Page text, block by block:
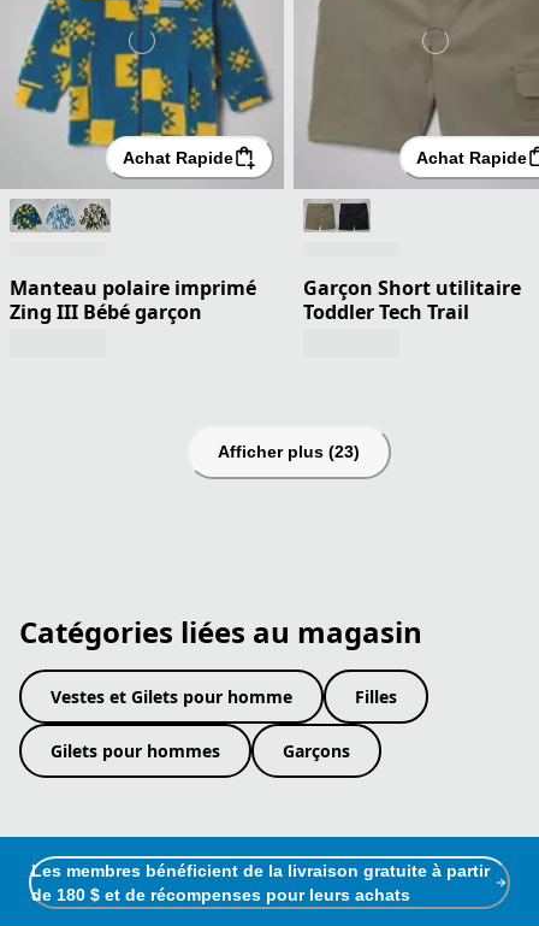
Achat Rapide
Manteau polaire imprimé
Zing III Bébé garçon
Achat Rapide
Garçon Short utilitaire
Toddler Tech Trail
Afficher plus (23)
Catégories liées au magasin
Vestes et Gilets pour homme Filles
Gilets pour hommes Garçons
Les membres bénéficient de la livraison gratuite à partir
de 180 $ et de récompenses pour leurs achats